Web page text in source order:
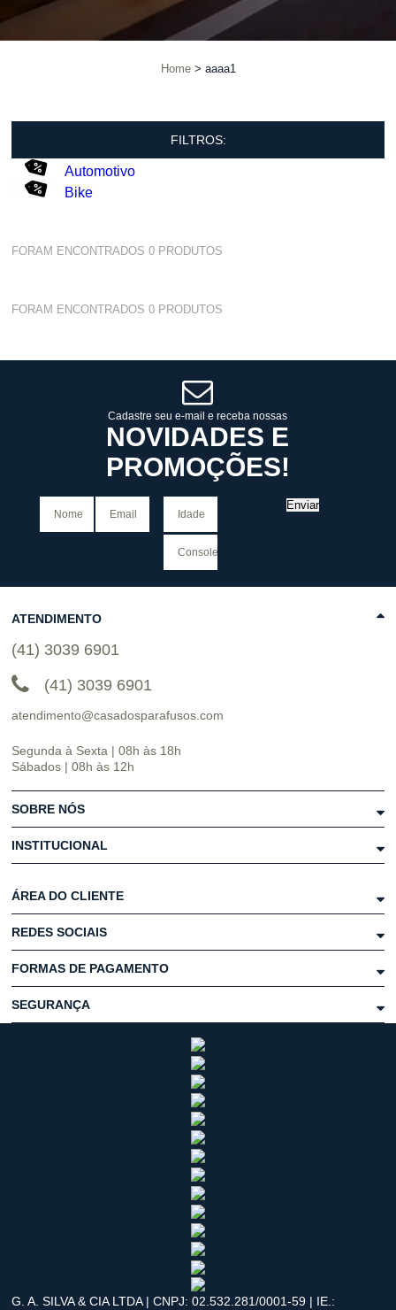
Home aaaa1
FILTROS:
Automotivo
Bike
FORAM ENCONTRADOS0 PRODUTOS
FORAM ENCONTRADOS0 PRODUTOS
Cadastre seu e-mail e receba nossas
NOVIDADES E
PROMOÇÕES!
Enviar
ATENDIMENTO
(41) 3039 6901
(41) 3039 6901
atendimento@casadosparafusos.com
Segunda à Sexta | 08h às 18h
Sábados | 08h às 12h
SOBRE NÓS
INSTITUCIONAL
ÁREA DO CLIENTE
REDES SOCIAIS
FORMAS DE PAGAMENTO
SEGURANÇA
G. A. SILVA & CIA LTDA | CNPJ: 02.532.281/0001-59 | IE.: